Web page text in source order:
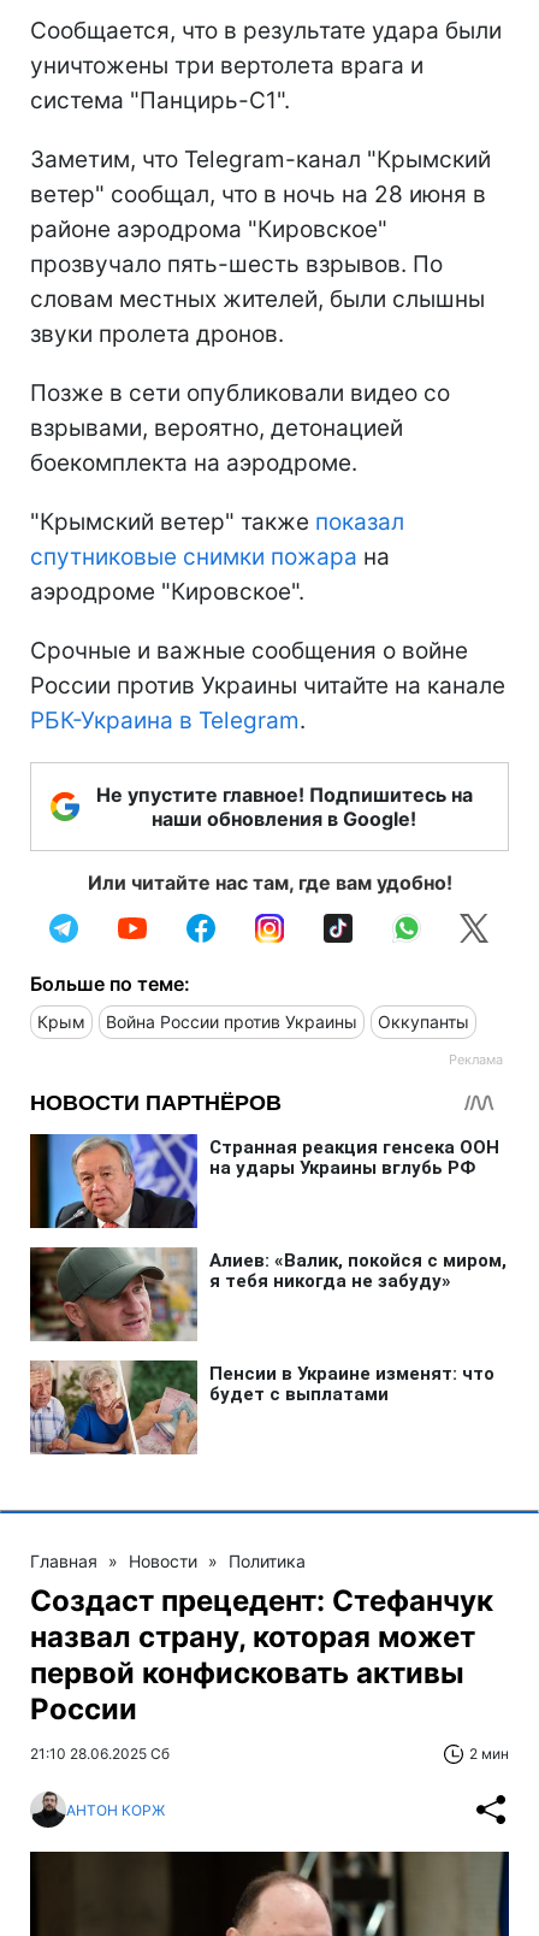
Сообщается, что в результате удара были
уничтожены три вертолета врага и
система "Панцирь-С1".
Заметим, что Telegram-канал "Крымский
ветер" сообщал, что в ночь на 28 июня в
районе аэродрома "Кировское"
прозвучало пять-шесть взрывов. По
словам местных жителей, были слышны
звуки пролета дронов.
Позже в сети опубликовали видео со
взрывами, вероятно, детонацией
боекомплекта на аэродроме.
"Крымский ветер" также показал
спутниковые снимки пожара на
аэродроме "Кировское".
Срочные и важные сообщения о войне
России против Украины читайте на канале
РБК-Украина в Telegram.
Не упустите главное! Подпишитесь на
наши обновления в Google!
Или читайте нас там, где вам удобно!
Больше по теме:
Крым Война России против Украины Оккупанты
Главная » Новости » Политика
Создаст прецедент: Стефанчук
назвал страну, которая может
первой конфисковать активы
России
21:10 28.06.2025 Сб 2 мин
АНТОН КОРЖ